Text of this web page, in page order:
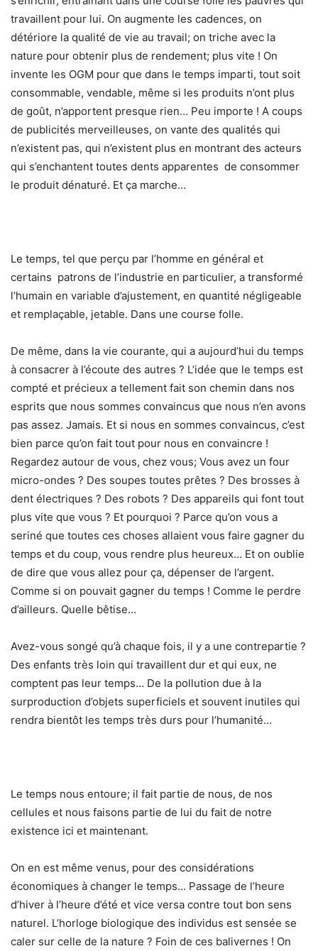
travaillent pour lui. On augmente les cadences, on
détériore la qualité de vie au travail; on triche avec la
nature pour obtenir plus de rendement; plus vite ! On
invente les OGM pour que dans le temps imparti, tout soit
consommable, vendable, même si les produits n’ont plus
de goût, n’apportent presque rien… Peu importe ! A coups
de publicités merveilleuses, on vante des qualités qui
n’existent pas, qui n’existent plus en montrant des acteurs
qui s’enchantent toutes dents apparentes de consommer
le produit dénaturé. Et ça marche…
Le temps, tel que perçu par l’homme en général et
certains patrons de l’industrie en particulier, a transformé
l’humain en variable d’ajustement, en quantité négligeable
et remplaçable, jetable. Dans une course folle.
De même, dans la vie courante, qui a aujourd’hui du temps
à consacrer à l’écoute des autres ? L’idée que le temps est
compté et précieux a tellement fait son chemin dans nos
esprits que nous sommes convaincus que nous n’en avons
pas assez. Jamais. Et si nous en sommes convaincus, c’est
bien parce qu’on fait tout pour nous en convaincre !
Regardez autour de vous, chez vous; Vous avez un four
micro-ondes ? Des soupes toutes prêtes ? Des brosses à
dent électriques ? Des robots ? Des appareils qui font tout
plus vite que vous ? Et pourquoi ? Parce qu’on vous a
seriné que toutes ces choses allaient vous faire gagner du
temps et du coup, vous rendre plus heureux… Et on oublie
de dire que vous allez pour ça, dépenser de l’argent.
Comme si on pouvait gagner du temps ! Comme le perdre
d’ailleurs. Quelle bêtise…
Avez-vous songé qu’à chaque fois, il y a une contrepartie ?
Des enfants très loin qui travaillent dur et qui eux, ne
comptent pas leur temps… De la pollution due à la
surproduction d’objets superficiels et souvent inutiles qui
rendra bientôt les temps très durs pour l’humanité…
Le temps nous entoure; il fait partie de nous, de nos
cellules et nous faisons partie de lui du fait de notre
existence ici et maintenant.
On en est même venus, pour des considérations
économiques à changer le temps… Passage de l’heure
d’hiver à l’heure d’été et vice versa contre tout bon sens
naturel. L’horloge biologique des individus est sensée se
caler sur celle de la nature ? Foin de ces balivernes ! On